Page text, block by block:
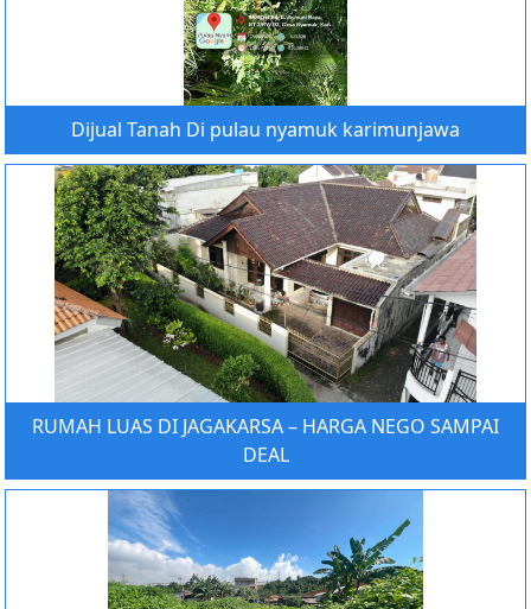
Dijual Tanah Di pulau nyamuk karimunjawa
RUMAH LUAS DI JAGAKARSA – HARGA NEGO SAMPAI
DEAL